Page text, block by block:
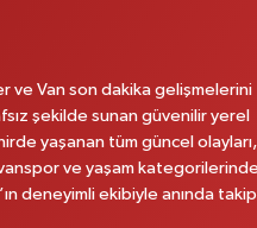
ve Van son dakika gelişmelerini
şekilde sunan güvenilir yerel
yaşanan tüm güncel olayları,
ve yaşam
deneyimli ekibiyle anında takip